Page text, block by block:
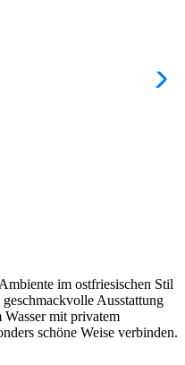
im ostfriesischen Stil
Ausstattung
mit privatem
schöne Weise verbinden.